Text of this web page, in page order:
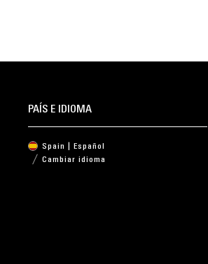
PAÍS E IDIOMA
Spain | Español
Cambiar idioma